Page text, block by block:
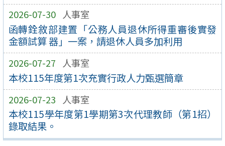
2026-07-30 人事室
函轉銓敘部建置「公務人員退休所得重審後實發
金額試算 器」一案，請退休人員多加利用
2026-07-27 人事室
本校115年度第1次充實行政人力甄選簡章
2026-07-23 人事室
本校115學年度第1學期第3次代理教師（第1招）
錄取結果。